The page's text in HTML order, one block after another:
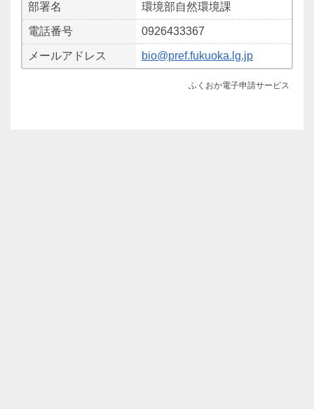
部署名
環境部自然環境課
電話番号 0926433367
メールアドレス bio@pref.fukuoka.lg.jp
ふくおか電子申請サービス